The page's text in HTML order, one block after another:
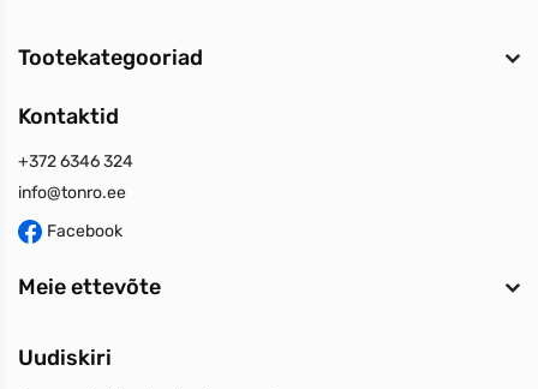
Tootekategooriad
Kontaktid
+372 6346 324
info@tonro.ee
Facebook
Meie ettevõte
Uudiskiri